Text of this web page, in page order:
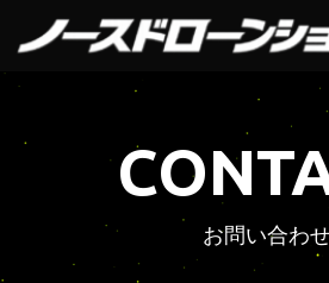
お問い合わ